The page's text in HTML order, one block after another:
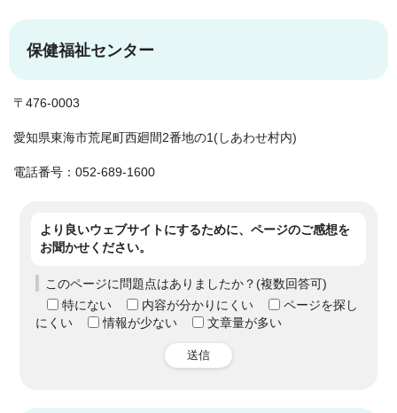
保健福祉センター
〒476-0003
愛知県東海市荒尾町西廻間2番地の1(しあわせ村内)
電話番号：052-689-1600
より良いウェブサイトにするために、ページのご感想を
お聞かせください。
このページに問題点はありましたか？(複数回答可)
特にない
内容が分かりにくい
ページを探し
にくい
情報が少ない 文章量が多い
送信